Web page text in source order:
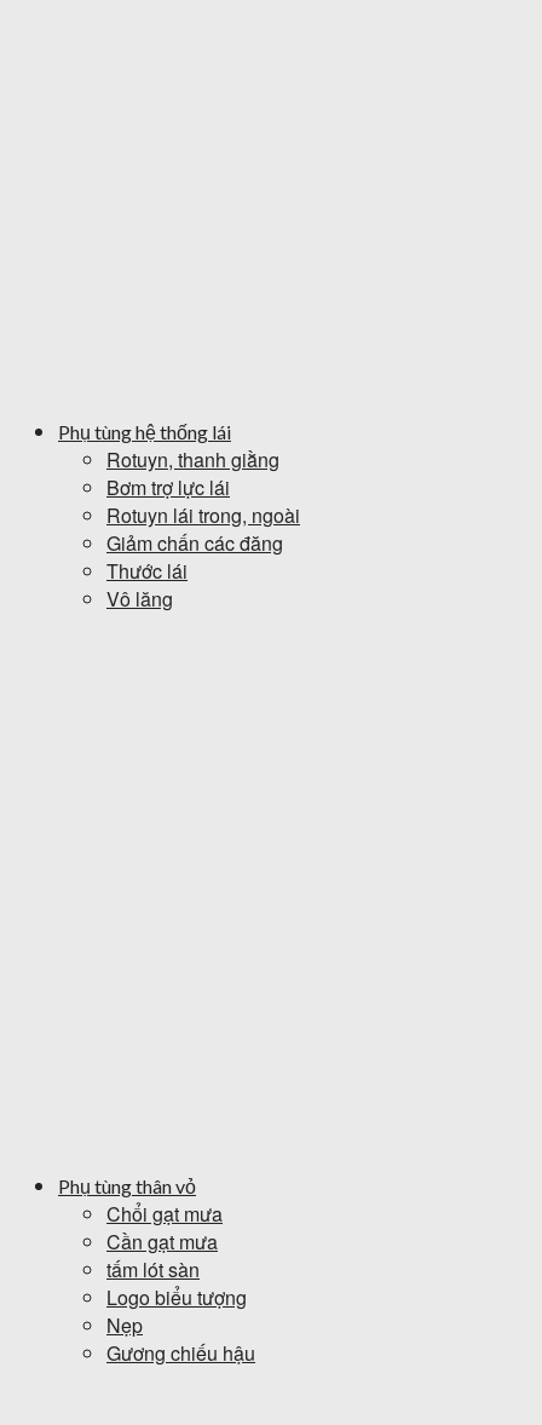
Phụ tùng hệ thống lái
Rotuyn, thanh giằng
Bơm trợ lực lái
Rotuyn lái trong, ngoài
Giảm chấn các đăng
Thước lái
Vô lăng
Phụ tùng thân vỏ
Chổi gạt mưa
Cần gạt mưa
tấm lót sàn
Logo biểu tượng
Nẹp
Gương chiếu hậu